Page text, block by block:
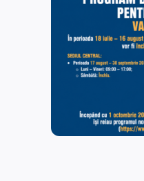
Biblioteca Centrală
structură